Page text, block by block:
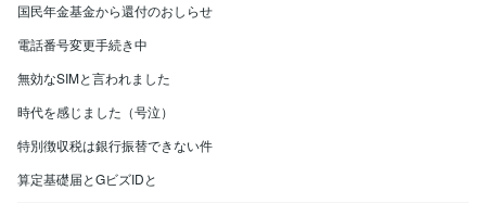
国民年金基金から還付のおしらせ
電話番号変更手続き中
無効なSIMと言われました
時代を感じました（号泣）
特別徴収税は銀行振替できない件
算定基礎届とGビズIDと